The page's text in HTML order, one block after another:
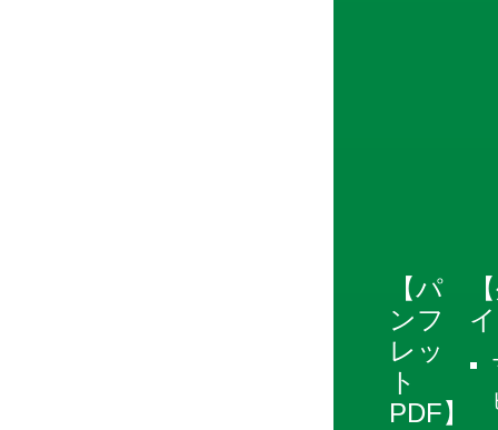
【パ
ンフ
レッ
ト
PDF】